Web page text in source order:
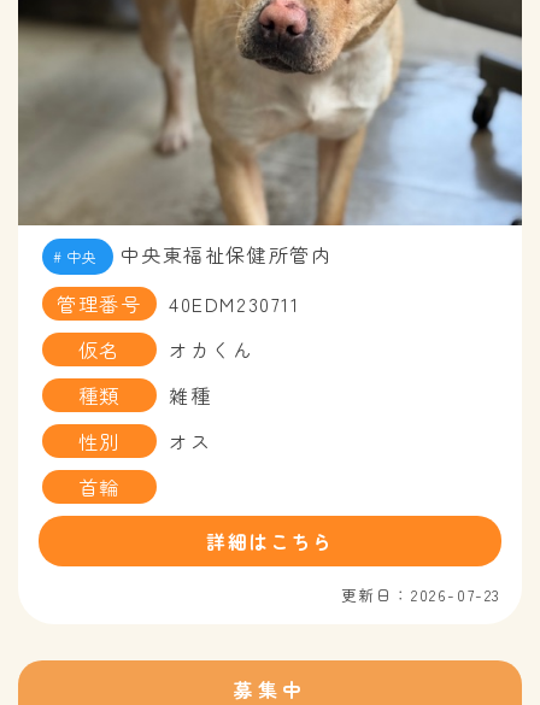
中央
中央東福祉保健所管内
管理番号
40EDM230711
仮名
オカくん
種類
雑種
性別
オス
首輪
詳細はこちら
更新日：2026-07-23
募集中